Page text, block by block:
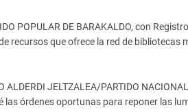
POPULAR DE BARAKALDO, con
recursos que ofrece la red de bibliotecas
JELTZALEA/PARTIDO
las órdenes oportunas para reponer las